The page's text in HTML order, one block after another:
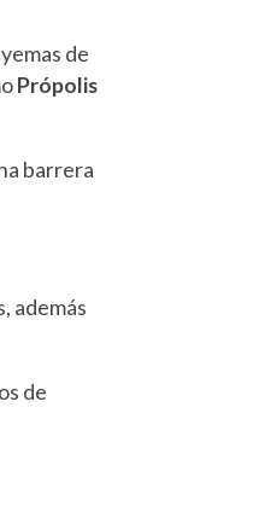
de
Própolis
barrera
además
de